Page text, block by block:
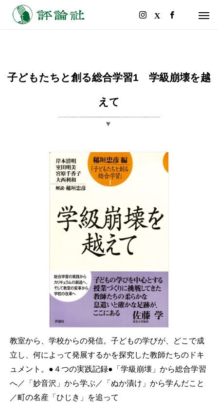
子どもたちと創る総合学習1 学級崩壊を越
えて
教室から、学校からの発信。子どもの学びが、どこで成
立し、何によって発展するかを探究した教師たちのドキ
ュメント。●４つの実践記録●「学級崩壊」から総合学習
へ／「妙音沢」から学ぶ／「ぬか漬け」から学んだこと
／町の名産「ひじき」を追って